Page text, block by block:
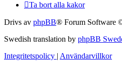
Ta bort alla kakor
Drivs av phpBB® Forum Software
Swedish translation by phpBB
Integritetspolicy | Användarvillkor